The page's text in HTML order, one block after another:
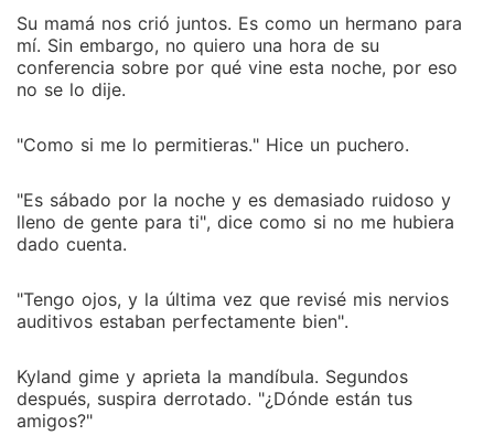
Su mamá nos crió juntos. Es como un hermano para
mí. Sin embargo, no quiero una hora de su
conferencia sobre por qué vine esta noche, por eso
no se lo dije.
"Como si me lo permitieras." Hice un puchero.
"Es sábado por la noche y es demasiado ruidoso y
lleno de gente para ti", dice como si no me hubiera
dado cuenta.
"Tengo ojos, y la última vez que revisé mis nervios
auditivos estaban perfectamente bien".
Kyland gime y aprieta la mandíbula. Segundos
después, suspira derrotado. "¿Dónde están tus
amigos?"